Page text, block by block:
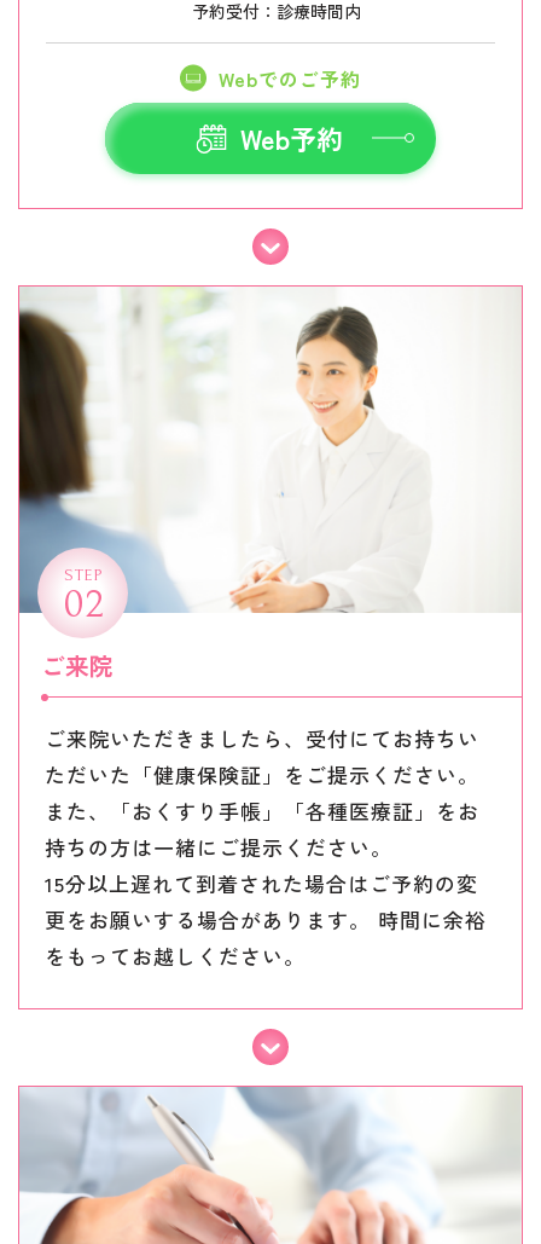
予約受付：診療時間内
Webでのご予約
Web予約
STEP
02
ご来院
ご来院いただきましたら、受付にてお持ちい
ただいた「健康保険証」をご提示ください。
また、「おくすり手帳」「各種医療証」をお
持ちの方は一緒にご提示ください。
15分以上遅れて到着された場合はご予約の変
更をお願いする場合があります。 時間に余裕
をもってお越しください。